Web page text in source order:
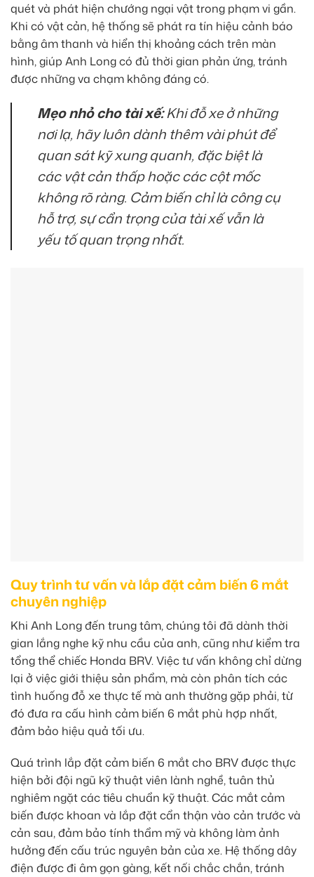
quét và phát hiện chướng ngại vật trong phạm vi gần.
Khi có vật cản, hệ thống sẽ phát ra tín hiệu cảnh báo
bằng âm thanh và hiển thị khoảng cách trên màn
hình, giúp Anh Long có đủ thời gian phản ứng, tránh
được những va chạm không đáng có.
Mẹo nhỏ cho tài xế:Khi đỗ xe ở những
nơi lạ, hãy luôn dành thêm vài phút để
quan sát kỹ xung quanh, đặc biệt là
các vật cản thấp hoặc các cột mốc
không rõ ràng. Cảm biến chỉ là công cụ
hỗ trợ, sự cẩn trọng của tài xế vẫn là
yếu tố quan trọng nhất.
Quy trình tư vấn và lắp đặt cảm biến 6 mắt
chuyên nghiệp
Khi Anh Long đến trung tâm, chúng tôi đã dành thời
gian lắng nghe kỹ nhu cầu của anh, cũng như kiểm tra
tổng thể chiếc Honda BRV. Việc tư vấn không chỉ dừng
lại ở việc giới thiệu sản phẩm, mà còn phân tích các
tình huống đỗ xe thực tế mà anh thường gặp phải, từ
đó đưa ra cấu hình cảm biến 6 mắt phù hợp nhất,
đảm bảo hiệu quả tối ưu.
Quá trình lắp đặt cảm biến 6 mắt cho BRV được thực
hiện bởi đội ngũ kỹ thuật viên lành nghề, tuân thủ
nghiêm ngặt các tiêu chuẩn kỹ thuật. Các mắt cảm
biến được khoan và lắp đặt cẩn thận vào cản trước và
cản sau, đảm bảo tính thẩm mỹ và không làm ảnh
hưởng đến cấu trúc nguyên bản của xe. Hệ thống dây
điện được đi âm gọn gàng, kết nối chắc chắn, tránh